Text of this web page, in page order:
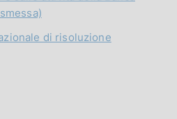
di risoluzione